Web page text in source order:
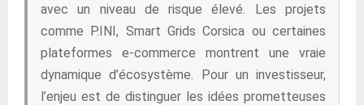
avec un niveau de risque élevé. Les projets
comme P.INI, Smart Grids Corsica ou certaines
plateformes e-commerce montrent une vraie
dynamique d’écosystème. Pour un investisseur,
l’enjeu est de distinguer les idées prometteuses